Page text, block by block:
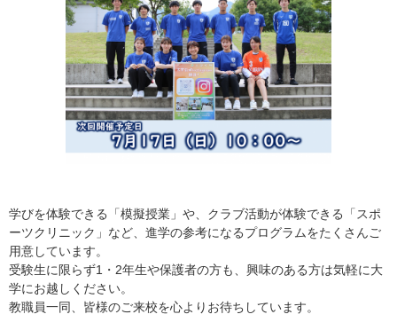
学びを体験できる「模擬授業」や、クラブ活動が体験できる「スポ
ーツクリニック」など、進学の参考になるプログラムをたくさんご
用意しています。
受験生に限らず1・2年生や保護者の方も、興味のある方は気軽に大
学にお越しください。
教職員一同、皆様のご来校を心よりお待ちしています。